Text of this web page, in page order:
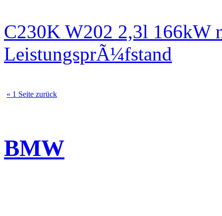
C230K W202 2,3l 166kW
LeistungsprÃ¼fstand
« 1 Seite zurück
BMW